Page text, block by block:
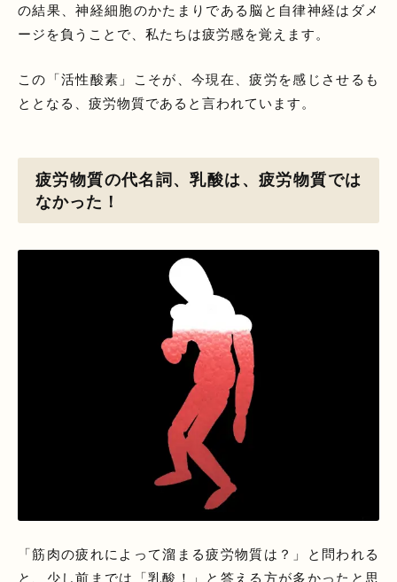
の結果、神経細胞のかたまりである脳と自律神経はダメ
ージを負うことで、私たちは疲労感を覚えます。
この「活性酸素」こそが、今現在、疲労を感じさせるも
ととなる、疲労物質であると言われています。
疲労物質の代名詞、乳酸は、疲労物質では
なかった！
「筋肉の疲れによって溜まる疲労物質は？」と問われる
と、少し前までは「乳酸！」と答える方が多かったと思